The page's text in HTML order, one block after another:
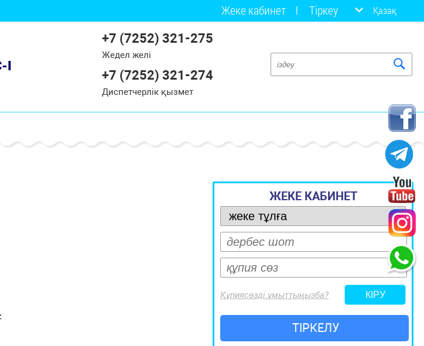
Жеке кабинет Тіркеу Қазақ
І
+7 (7252) 321-275
Жедел желі
+7 (7252) 321-274
Диспетчерлік қызмет
ЖЕКЕ КАБИНЕТ
Құпиясөзді ұмыттыңызба?
ТІРКЕЛУ